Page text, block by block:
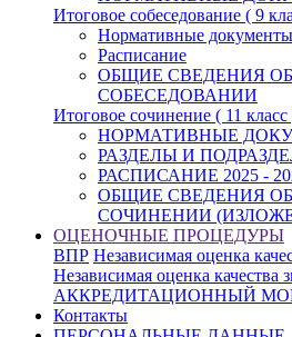
Итоговое собеседование ( 9
Нормативные документы
Расписание
ОБЩИЕ СВЕДЕНИЯ
СОБЕСЕДОВАНИИ
Итоговое сочинение ( 11 класс
НОРМАТИВНЫЕ
РАЗДЕЛЫ И
РАСПИСАНИЕ 2025 -
ОБЩИЕ СВЕДЕНИЯ
СОЧИНЕНИИ
ОЦЕНОЧНЫЕ ПРОЦЕДУРЫ
ВПР Независимая оценка
Независимая оценка качества
АККРЕДИТАЦИОННЫЙ
Контакты